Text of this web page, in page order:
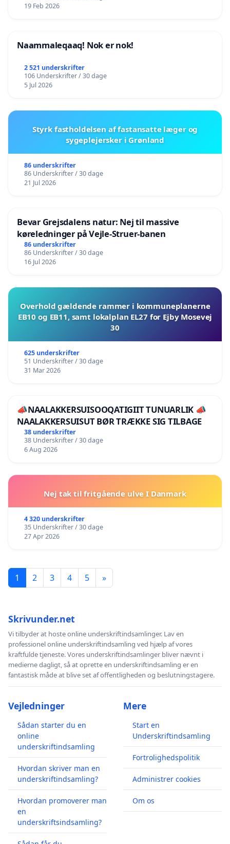
19 Feb 2026
Naammaleqaaq! Nok er nok!
2 521 underskrifter
106 Underskrifter / 30 dage
5 Jul 2026
Styrk fastholdelsen af fastansatte læger og
sygeplejersker i Grønland
86 underskrifter
86 Underskrifter / 30 dage
21 Jul 2026
Bevar Grejsdalens natur: Nej til massive
køreledninger på Vejle-Struer-banen
86 underskrifter
86 Underskrifter / 30 dage
16 Jul 2026
Overhold gældende rammer i kommuneplanerne
EB10 og EB11, samt lokalplan EL27 for Ejby Mosevej
30
625 underskrifter
51 Underskrifter / 30 dage
31 Mar 2026
📣NAALAKKERSUISOOQATIGIIT TUNUARLIK 📣
NAALAKKERSUISUT BØR TRÆKKE SIG TILBAGE
38 underskrifter
38 Underskrifter / 30 dage
6 Aug 2026
Nej tak til fritgående ulve I Danmark
4 320 underskrifter
35 Underskrifter / 30 dage
27 Apr 2026
1 2 3 4 5 »
Skrivunder.net
Vi tilbyder at hoste online underskriftindsamlinger. Lav en
professionel online underskriftindsamling ved hjælp af vores
kraftfulde tjeneste. Vores underskriftindsamlinger bliver nævnt i
medierne dagligt, så at oprette en underskriftindsamling er en
fantastisk måde at blive set af offentligheden og beslutningstagere.
Vejledninger
Sådan starter du en
online
underskriftindsamling
Hvordan skriver man en
underskriftindsamling?
Hvordan promoverer man
en
underskriftsindsamling?
Mere
Start en
Underskriftindsamling
Fortrolighedspolitik
Administrer cookies
Om os